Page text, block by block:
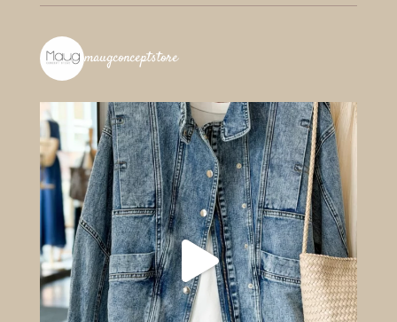
maugconceptstore